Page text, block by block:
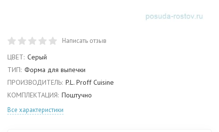
Написать отзыв
ЦВЕТ: Серый
ТИП: Форма для выпечки
ПРОИЗВОДИТЕЛЬ: P.L. Proff Cuisine
КОМПЛЕКТАЦИЯ: Поштучно
Все характеристики